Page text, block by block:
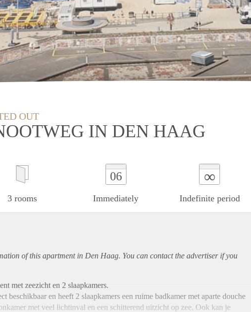
OUT
IN DEN HAAG
3 rooms
06
Immediately
∞
Indefinite period
of this apartmentin Den Haag. You can contact the advertiser if you
met zeezicht en 2 slaapkamers.
beschikbaar en heeft 2 slaapkamers een ruime badkamer met aparte douche
met veel lichtinval en een schitterend uitzicht op zee. Ook kan je